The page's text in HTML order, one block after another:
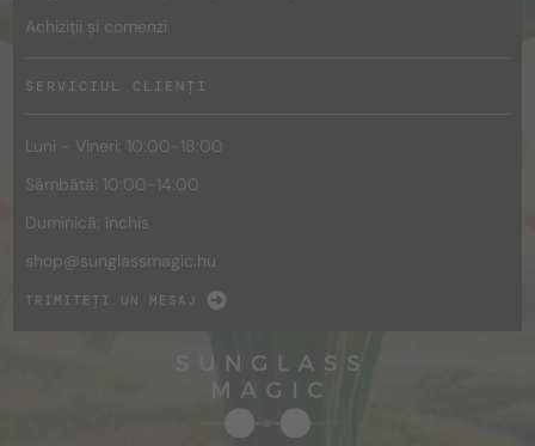
Achiziții și comenzi
SERVICIUL CLIENȚI
Luni - Vineri: 10:00-18:00
Sâmbătă: 10:00-14:00
Duminică: închis
shop@sunglassmagic.hu
TRIMITEȚI UN MESAJ